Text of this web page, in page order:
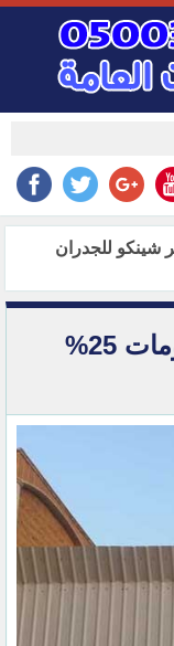
شينكو للجدران
سواتر شينكو للجدران بخصومات 25%